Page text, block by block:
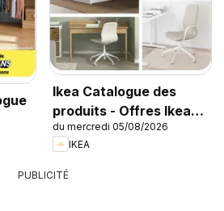
Ikea Catalogue des
produits - Offres Ikea
Family
du mercredi 05/08/2026
IKEA
PUBLICITÉ